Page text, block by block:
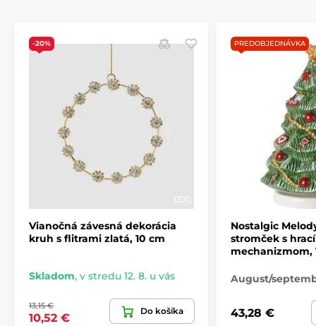
-20%
Vianočná závesná dekorácia
kruh s flitrami zlatá, 10 cm
Skladom, v stredu 12. 8. u vás
13,15 €
10,52 €
Do košíka
PREDOBJEDNÁVKA
Nostalgic
stromček s
mechanizmom,
August/
43,28 €